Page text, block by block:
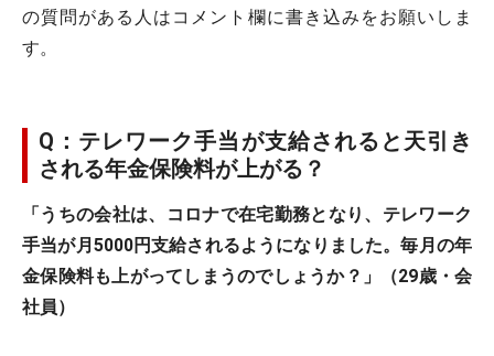
の質問がある人はコメント欄に書き込みをお願いしま
す。
Q：テレワーク手当が支給されると天引き
される年金保険料が上がる？
「うちの会社は、コロナで在宅勤務となり、テレワーク
手当が月5000円支給されるようになりました。毎月の年
金保険料も上がってしまうのでしょうか？」（29歳・会
社員）